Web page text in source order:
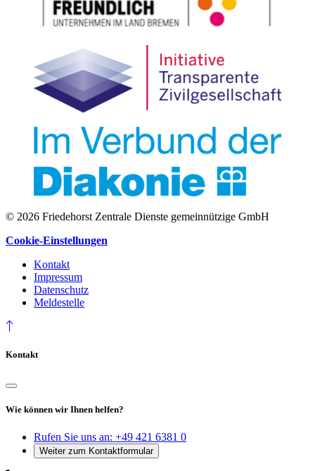
© 2026 Friedehorst Zentrale Dienste gemeinnützige GmbH
Cookie-Einstellungen
Kontakt
Impressum
Datenschutz
Meldestelle
Kontakt
Wie können wir Ihnen helfen?
Rufen Sie uns an: +49 421 6381 0